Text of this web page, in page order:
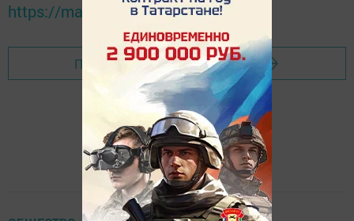
https://max.ru/tatmedia
Перейти на страницу новости